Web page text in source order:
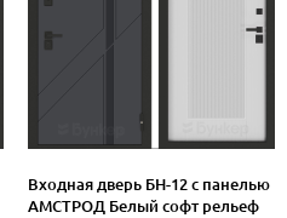
Входная дверь БН-12 с панелью
АМСТРОД Белый софт рельеф